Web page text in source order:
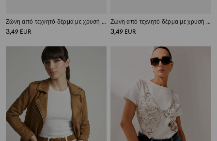
Ζώνη από τεχνητό δέρμα με χρυσή αγκράφα
3,49 EUR
Ζώνη από τεχνητό δέρμα με χρυσή αγκράφα
3,49 EUR